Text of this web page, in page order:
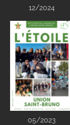
12/2024
05/2023